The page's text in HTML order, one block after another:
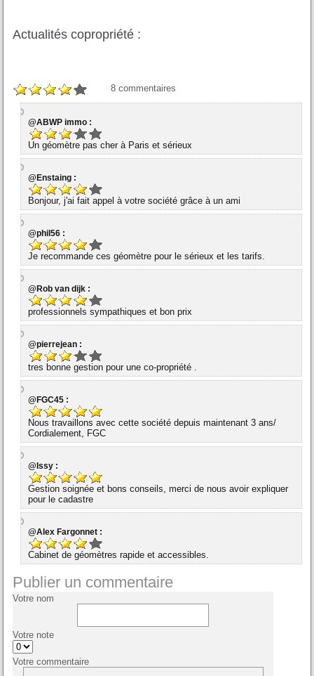
Actualités copropriété :
8 commentaires
@ABWP immo :
Un géomètre pas cher à Paris et sérieux
@Enstaing :
Bonjour, j'ai fait appel à votre société grâce à un ami
@phil56 :
Je recommande ces géomètre pour le sérieux et les tarifs.
@Rob van dijk :
professionnels sympathiques et bon prix
@pierrejean :
tres bonne gestion pour une co-propriété .
@FGC45 :
Nous travaillons avec cette société depuis maintenant 3 ans/
Cordialement, FGC
@Issy :
Gestion soignée et bons conseils, merci de nous avoir expliquer
pour le cadastre
@Alex Fargonnet :
Cabinet de géomètres rapide et accessibles.
Publier un commentaire
Votre nom
Votre note
Votre commentaire